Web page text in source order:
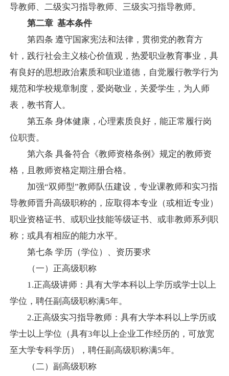
导教师、二级实习指导教师、三级实习指导教师。
第二章 基本条件
第四条 遵守国家宪法和法律，贯彻党的教育方
针，践行社会主义核心价值观，热爱职业教育事业，具
有良好的思想政治素质和职业道德，自觉履行教学行为
规范和学校规章制度，爱岗敬业，关爱学生，为人师
表，教书育人。
第五条 身体健康，心理素质良好，能正常履行岗
位职责。
第六条 具备符合《教师资格条例》规定的教师资
格，且教师资格定期注册合格。
加强“双师型”教师队伍建设，专业课教师和实习指
导教师晋升高级职称的，应取得本专业（或相近专业）
职业资格证书、或职业技能等级证书、或非教师系列职
称；或具有相应的能力水平。
第七条 学历（学位）、资历要求
（一）正高级职称
1. 正高级讲师：具有大学本科以上学历或学士以上
学位，聘任副高级职称满5年。
2. 正高级实习指导教师：具有大学本科以上学历或
学士以上学位（具有3年以上企业工作经历的，可放宽
至大学专科学历），聘任副高级职称满5年。
（二）副高级职称